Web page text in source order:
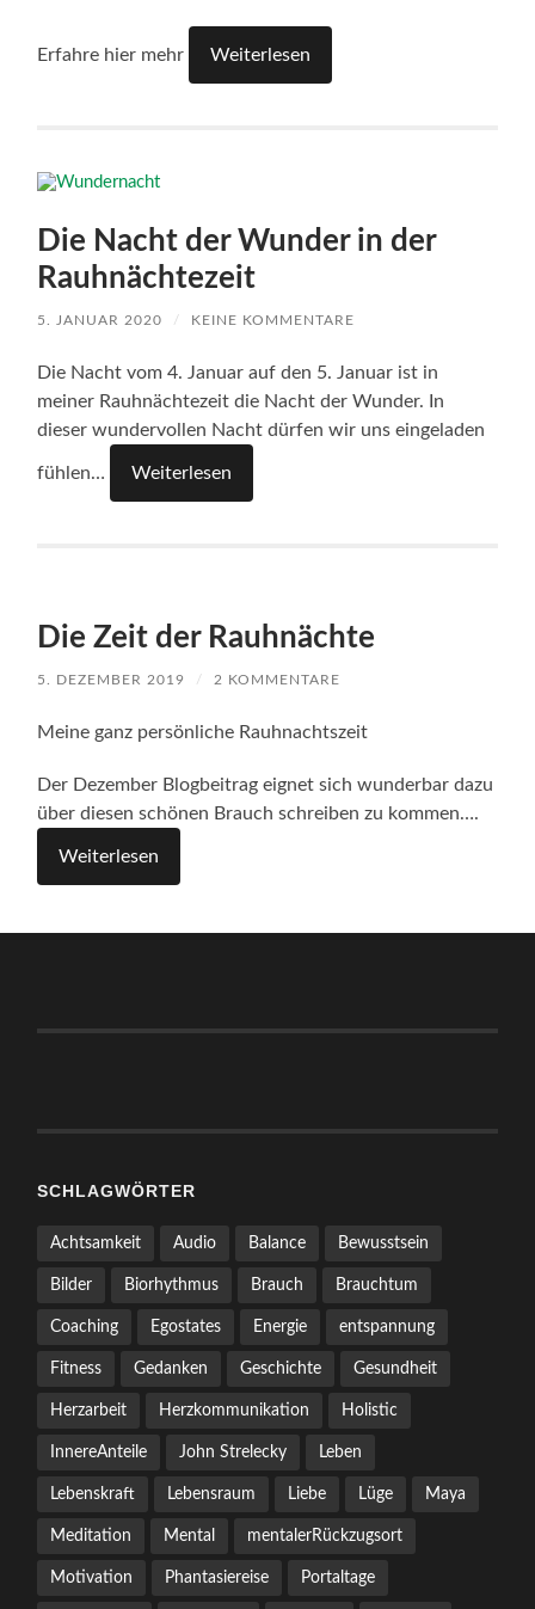
Erfahre hier mehr Weiterlesen
Die Nacht der Wunder in der
Rauhnächtezeit
5. JANUAR 2020 / KEINE KOMMENTARE
Die Nacht vom 4. Januar auf den 5. Januar ist in
meiner Rauhnächtezeit die Nacht der Wunder. In
dieser wundervollen Nacht dürfen wir uns eingeladen
fühlen… Weiterlesen
Die Zeit der Rauhnächte
5. DEZEMBER 2019 / 2 KOMMENTARE
Meine ganz persönliche Rauhnachtszeit
Der Dezember Blogbeitrag eignet sich wunderbar dazu
über diesen schönen Brauch schreiben zu kommen….
Weiterlesen
SCHLAGWÖRTER
Achtsamkeit Audio Balance Bewusstsein
Bilder Biorhythmus Brauch Brauchtum
Coaching Egostates Energie entspannung
Fitness Gedanken Geschichte Gesundheit
Herzarbeit Herzkommunikation Holistic
InnereAnteile John Strelecky Leben
Lebenskraft Lebensraum Liebe Lüge Maya
Meditation Mental mentalerRückzugsort
Motivation Phantasiereise Portaltage